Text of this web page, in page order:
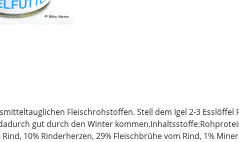
Fleischrohstoffen. Stell dem Igel 2-3 Esslöffel
gut durch den Winter
10% Rinderherzen, 29% Fleischbrühe vom Rind, 1%